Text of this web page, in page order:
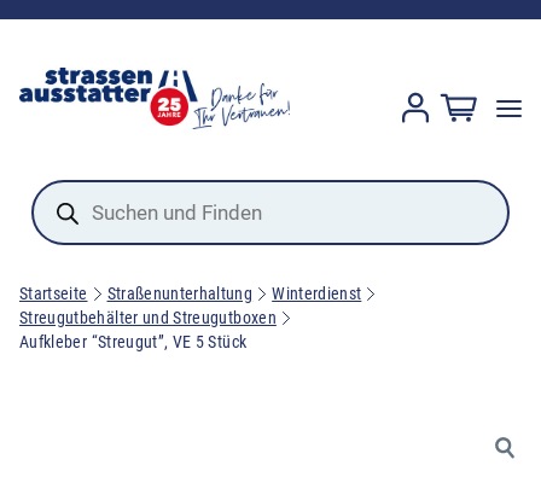
Products
search
Startseite Straßenunterhaltung
Winterdienst
Streugutbehälter und Streugutboxen
Aufkleber “Streugut”, VE 5 Stück